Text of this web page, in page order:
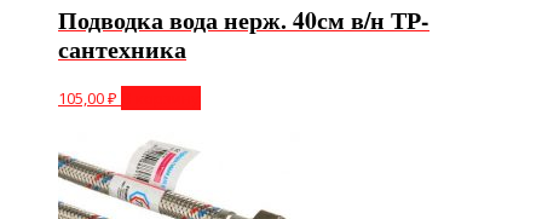
Подводка вода нерж. 40см в/н ТР-
сантехника
105,00₽